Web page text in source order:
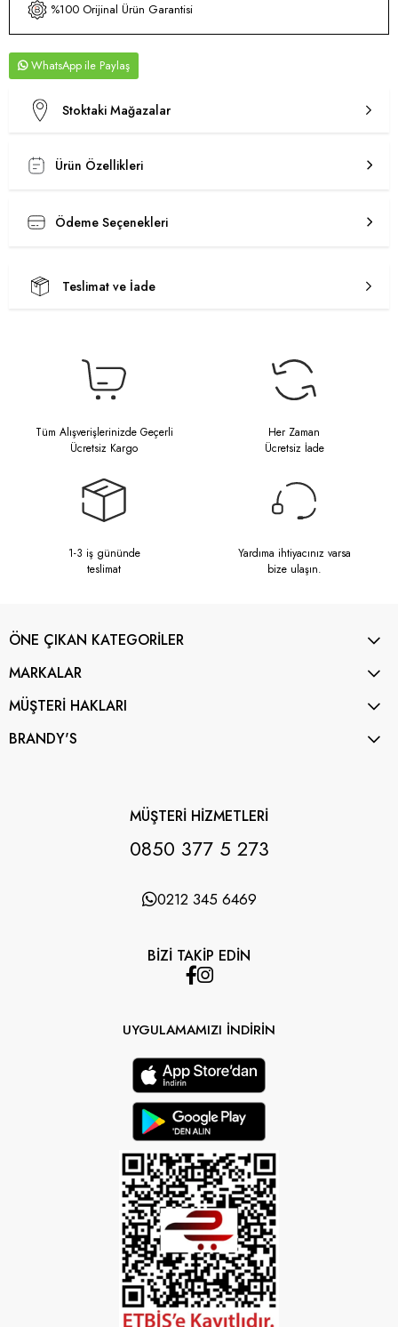
%100 Orijinal Ürün Garantisi
WhatsApp
Stoktaki Mağazalar
Ürün Özellikleri
Ödeme Seçenekleri
Teslimat ve İade
Tüm Alışverişlerinizde Geçerli
Ücretsiz Kargo
Her Zaman
Ücretsiz İade
1-3 iş gününde
teslimat
Yardıma ihtiyacınız varsa
bize ulaşın.
ÖNE ÇIKAN KATEGORİLER
MARKALAR
MÜŞTERİ HAKLARI
BRANDY'S
MÜŞTERİ HİZMETLERİ
0850 377 5 273
0212 345 6469
BİZİ TAKİP EDİN
UYGULAMAMIZI İNDİRİN